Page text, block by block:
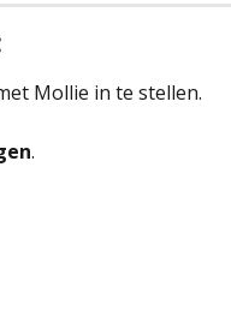
Mollie in te stellen.
.